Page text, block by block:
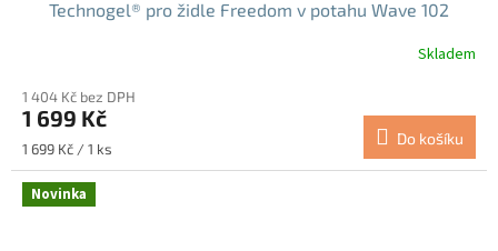
Technogel® pro židle Freedom v potahu Wave 102
Skladem
1 404 Kč bez DPH
1 699 Kč
Měrná
cena:
1 699 Kč / 1 ks
Do košíku
Novinka